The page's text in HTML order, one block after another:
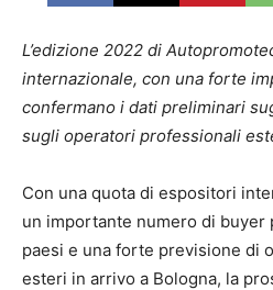
L’edizione 2022 di
internazionale, con una forte
confermano i dati preliminari
sugli operatori professionali
Con una quota di espositori
un importante numero di
paesi e una forte previsione di
esteri in arrivo a Bologna, la